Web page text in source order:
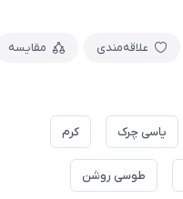
علاقه‌مندی مقایسه
یاسی چرک کرم
طوسی روشن